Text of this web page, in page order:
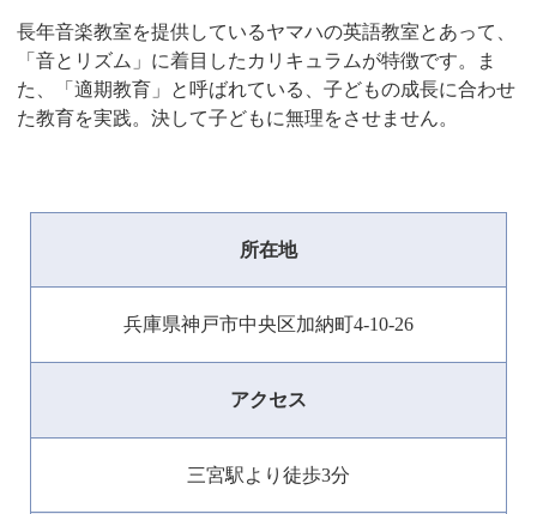
長年音楽教室を提供しているヤマハの英語教室とあって、
「音とリズム」に着目したカリキュラムが特徴です。ま
た、「適期教育」と呼ばれている、子どもの成長に合わせ
た教育を実践。決して子どもに無理をさせません。
所在地
兵庫県神戸市中央区加納町4-10-26
アクセス
三宮駅より徒歩3分